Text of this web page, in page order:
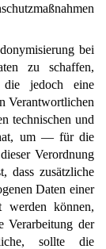
bei
zu schaffen,
die jedoch eine
Verantwortlichen
technischen und
hat, um — für die
Verordnung
dass zusätzliche
Daten einer
werden können,
Verarbeitung der
sollte die